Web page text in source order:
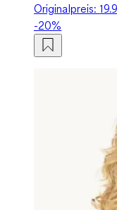
Originalpreis:
-20%